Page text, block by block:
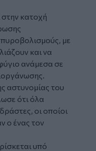
στην κατοχή
με
και να
ανάμεσα σε
αστυνομίας του
ότι όλα
οι οποίοι
ο ένας τον
υπό